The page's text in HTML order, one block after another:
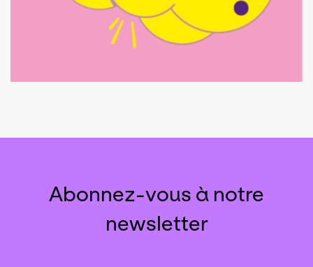
Abonnez-vous à notre
newsletter